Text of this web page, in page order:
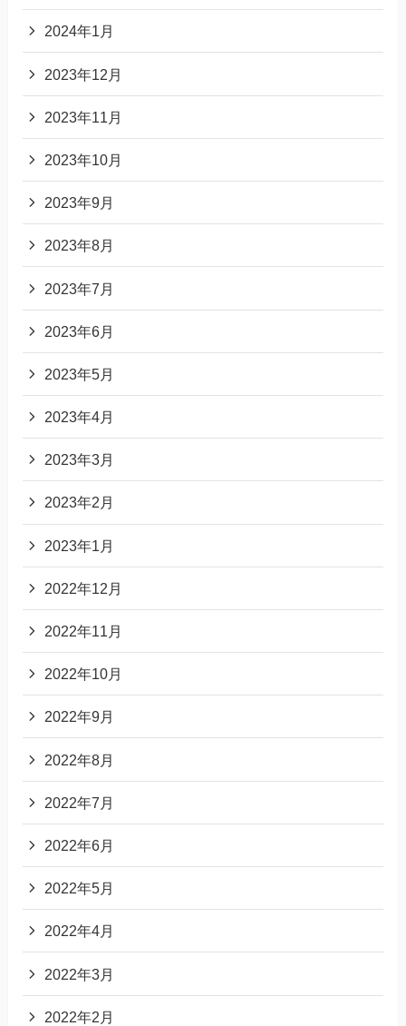
2024年1月
2023年12月
2023年11月
2023年10月
2023年9月
2023年8月
2023年7月
2023年6月
2023年5月
2023年4月
2023年3月
2023年2月
2023年1月
2022年12月
2022年11月
2022年10月
2022年9月
2022年8月
2022年7月
2022年6月
2022年5月
2022年4月
2022年3月
2022年2月